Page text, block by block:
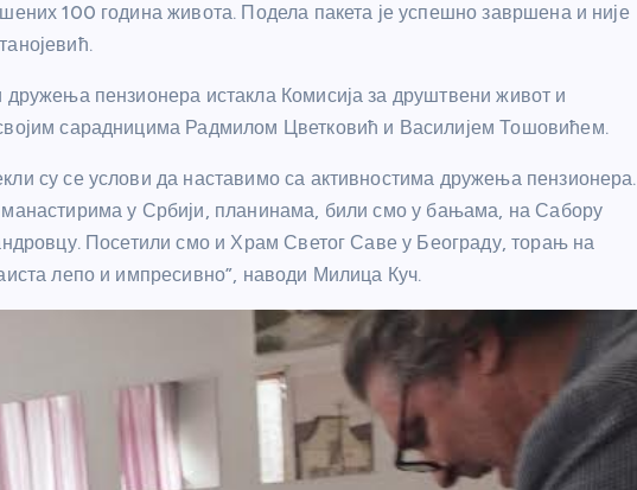
100 година живота. Подела пакета је успешно завршена и није
пензионера истакла Комисија за друштвени живот и
сарадницима Радмилом Цветковић и Василијем Тошовићем.
су се услови да наставимо са активностима дружења пензионера.
у Србији, планинама, били смо у бањама, на Сабору
Посетили смо и Храм Светог Саве у Београду, торањ на
лепо и импресивно”, наводи Милица Куч.